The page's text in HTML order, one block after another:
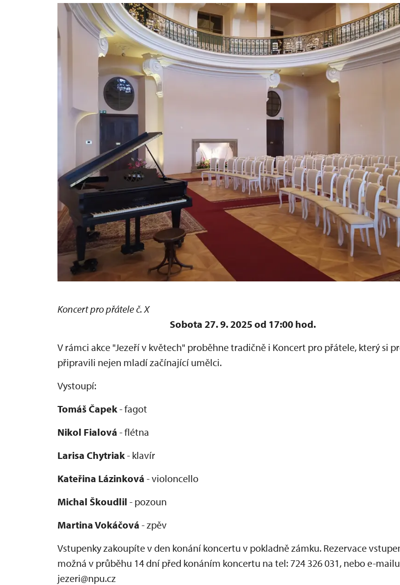
Koncert pro přátele č. X
Sobota 27. 9. 2025 od 17:00 hod.
V rámci akce "Jezeří v květech" proběhne tradičně i Koncert pro přátele, který si
připravili nejen mladí začínající umělci.
Vystoupí:
Tomáš Čapek- fagot
Nikol Fialová - flétna
Larisa Chytriak- klavír
Kateřina Lázinková - violoncello
Michal Škoudlil - pozoun
Martina Vokáčová - zpěv
Vstupenky zakoupíte v den konání koncertu v pokladně zámku. Rezervace
možná v průběhu 14 dní před konáním koncertu na tel: 724 326 031, nebo e-
jezeri@npu.cz